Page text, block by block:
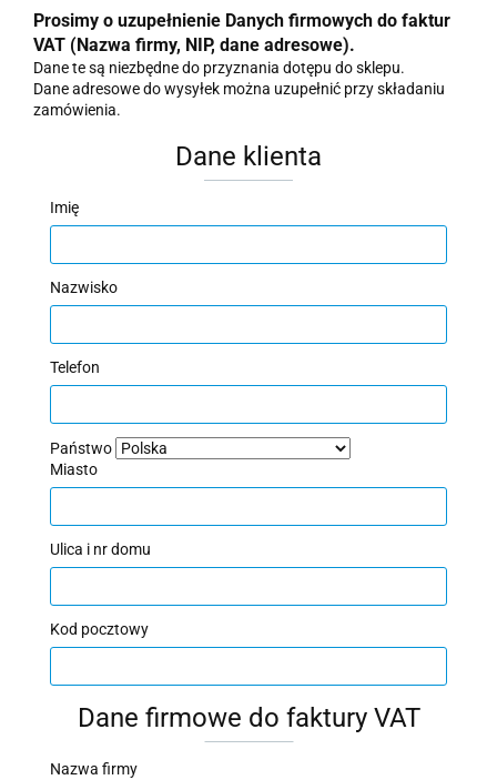
Prosimy o uzupełnienie Danych firmowych do faktur
VAT (Nazwa firmy, NIP, dane adresowe).
Dane te są niezbędne do przyznania dotępu do sklepu.
Dane adresowe do wysyłek można uzupełnić przy składaniu
zamówienia.
Dane klienta
Imię
Nazwisko
Telefon
Państwo
Miasto
Ulica i nr domu
Kod pocztowy
Dane firmowe do faktury VAT
Nazwa firmy